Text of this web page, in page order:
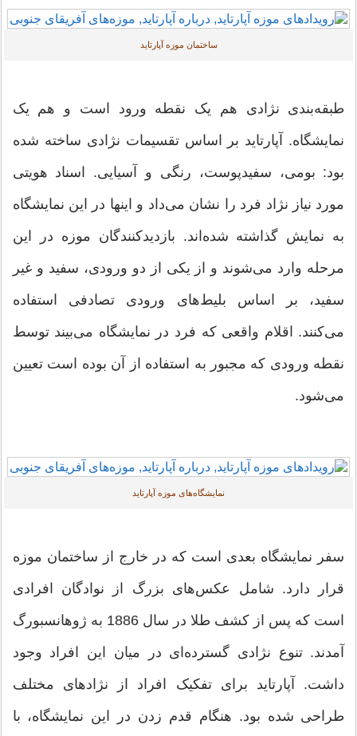
ساختمان موزه آپارتاید
طبقه‌بندی نژادی هم یک نقطه ورود است و هم یک
نمایشگاه. آپارتاید بر اساس تقسیمات نژادی ساخته شده
بود: بومی، سفیدپوست، رنگی و آسیایی. اسناد هویتی
مورد نیاز نژاد فرد را نشان می‌داد و اینها در این نمایشگاه
به نمایش گذاشته شده‌اند. بازدیدکنندگان موزه در این
مرحله وارد می‌شوند و از یکی از دو ورودی، سفید و غیر
سفید، بر اساس بلیط‌های ورودی تصادفی استفاده
می‌کنند. اقلام واقعی که فرد در نمایشگاه می‌بیند توسط
نقطه ورودی که مجبور به استفاده از آن بوده است تعیین
می‌شود.
نمایشگاه‌های موزه آپارتاید
سفر نمایشگاه بعدی است که در خارج از ساختمان موزه
قرار دارد. شامل عکس‌های بزرگ از نوادگان افرادی
است که پس از کشف طلا در سال 1886 به ژوهانسبورگ
آمدند. تنوع نژادی گسترده‌ای در میان این افراد وجود
داشت. آپارتاید برای تفکیک افراد از نژادهای مختلف
طراحی شده بود. هنگام قدم زدن در این نمایشگاه، با